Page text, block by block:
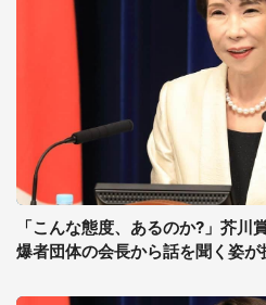
「こんな態度、あるのか?」芥川
爆者団体の会長から話を聞く姿が